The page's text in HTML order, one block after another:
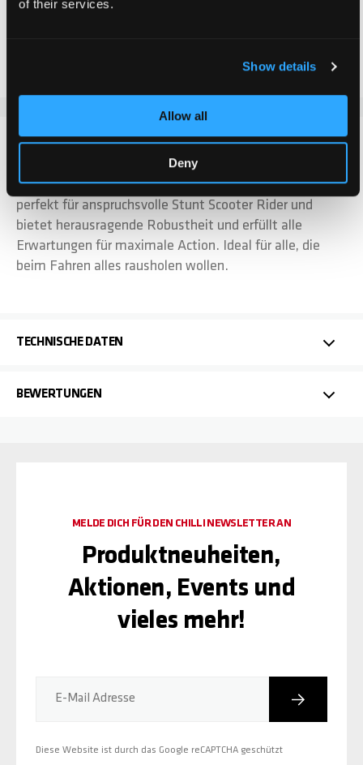
of their services.
Show details
Allow all
Deny
DETAILS
Die Chilli Pro Scooter Aluminium Fork in schwarz, ist
perfekt für anspruchsvolle Stunt Scooter Rider und
bietet herausragende Robustheit und erfüllt alle
Erwartungen für maximale Action. Ideal für alle, die
beim Fahren alles rausholen wollen.
TECHNISCHE DATEN
BEWERTUNGEN
E-Mail Adresse
Diese Website ist durch das Google reCAPTCHA geschützt
MELDE DICH FÜR DEN CHILLI NEWSLETTER AN
Produktneuheiten,
Aktionen, Events und
vieles mehr!